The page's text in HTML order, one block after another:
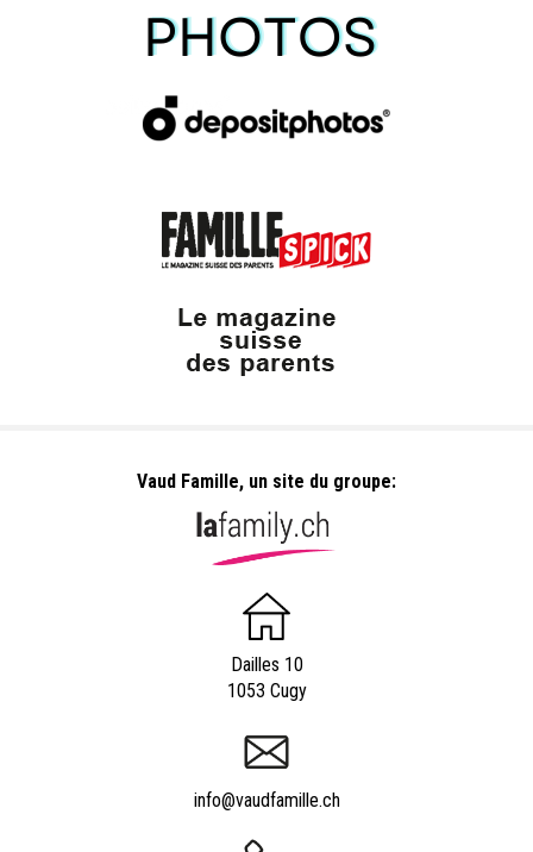
Vaud Famille, un site du groupe:
Dailles 10
1053 Cugy
info@vaudfamille.ch